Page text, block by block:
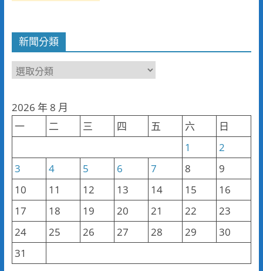
新聞分類
新
類
2026 年 8 月
一
二 三 四 五 六
日
1
2
3
4 5 6 7 8
9
10
11 12 13 14 15
16
17
18 19 20 21 22
23
24
25 26 27 28 29
30
31